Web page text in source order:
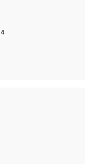
4